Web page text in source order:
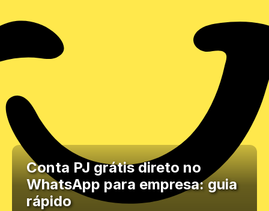
Conta PJ grátis direto no
WhatsApp para empresa: guia
rápido